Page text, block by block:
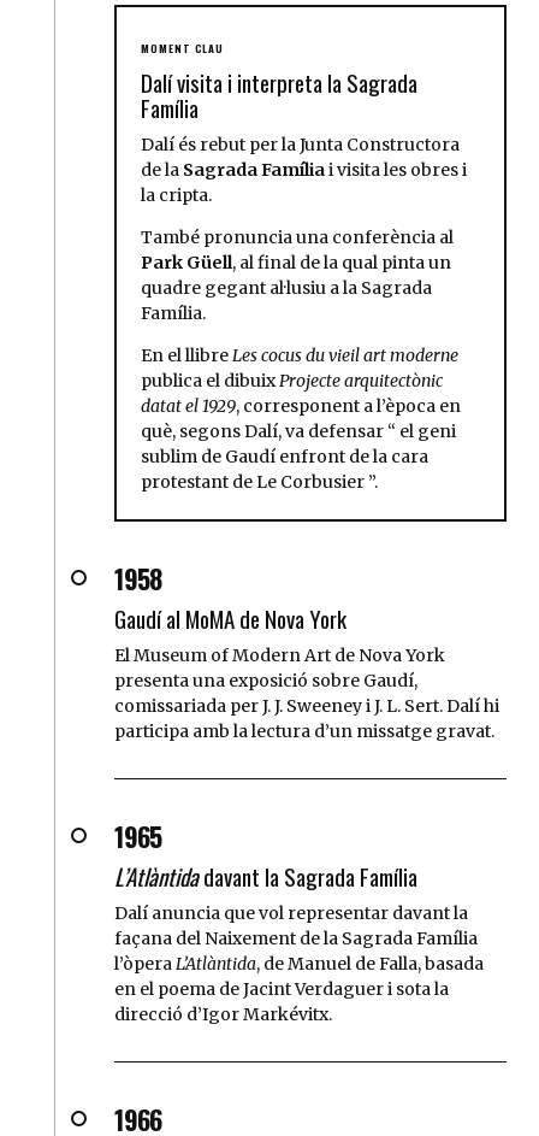
MOMENT CLAU
Dalí visita i interpreta la Sagrada
Família
Dalí és rebut per la Junta Constructora
de la Sagrada Famíliai visita les obres i
la cripta.
També pronuncia una conferència al
Park Güell, al final de la qual pinta un
quadre gegant al·lusiu a la Sagrada
Família.
En el llibreLes cocus du vieil art moderne
publica el dibuixProjecte arquitectònic
datat el 1929, corresponent a l’època en
què, segons Dalí, va defensar
el geni
sublim de Gaudí enfront de la cara
protestant de Le Corbusier .
1958
Gaudí al MoMA de Nova York
El Museum of Modern Art de Nova York
presenta una exposició sobre Gaudí,
comissariada per J. J. Sweeney i J. L. Sert. Dalí hi
participa amb la lectura d’un missatge gravat.
1965
L’Atlàntidadavant la Sagrada Família
Dalí anuncia que vol representar davant la
façana del Naixement de la Sagrada Família
l’òperaL’Atlàntida, de Manuel de Falla, basada
en el poema de Jacint Verdaguer i sota la
direcció d’Igor Markévitx.
1966